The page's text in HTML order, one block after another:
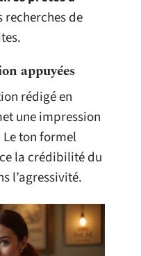
recherches de
appuyées
rédigé en
une impression
ton formel
la crédibilité du
l’agressivité.